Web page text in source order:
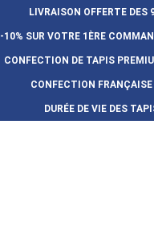
LIVRAISON OFFERTE
-10% SUR VOTRE 1ÈRE
CONFECTION DE TAPIS
CONFECTION FRAN Ç
DURÉE DE VIE DES